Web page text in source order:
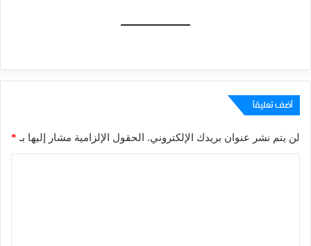
أضف تعليقاً
لن يتم نشر عنوان بريدك الإلكتروني. الحقول الإلزامية مشار إليها بـ *